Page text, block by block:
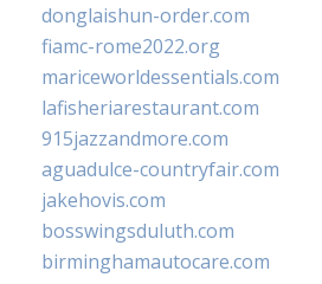
donglaishun-order.com
fiamc-rome2022.org
mariceworldessentials.com
lafisheriarestaurant.com
915jazzandmore.com
aguadulce-countryfair.com
jakehovis.com
bosswingsduluth.com
birminghamautocare.com